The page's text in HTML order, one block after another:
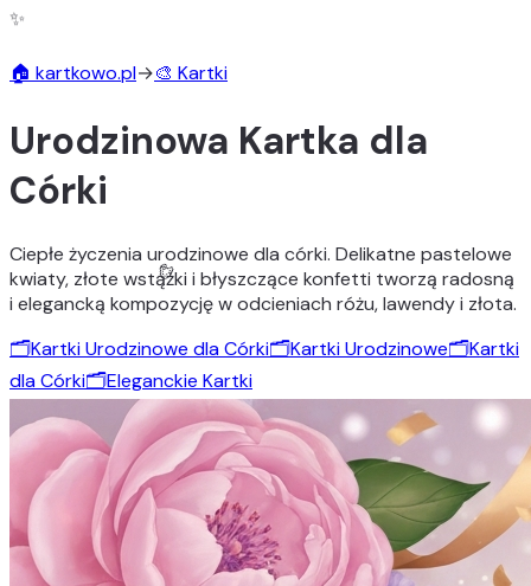
✨
🏠 kartkowo.pl→🎨 Kartki
Urodzinowa Kartka dla
Córki
Ciepłe życzenia urodzinowe dla córki. Delikatne pastelowe
kwiaty, złote wstążki i błyszczące konfetti tworzą radosną
i elegancką kompozycję w odcieniach różu, lawendy i złota.
🗂️Kartki Urodzinowe dla Córki🗂️Kartki Urodzinowe🗂️Kartki
dla Córki🗂️Eleganckie Kartki